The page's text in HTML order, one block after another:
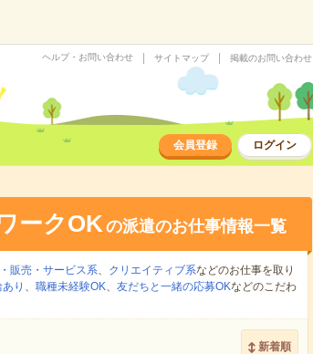
ヘルプ・お問い合わせ サイトマップ 掲載のお問い合わせ
会員登録 ログイン
ークOKの派遣のお仕事情報一覧
販売・サービス系、 クリエイティブ系などのお仕事を取り
り 、 職種未経験OK、 友だちと一緒の応募OKなどのこだわ
新着順